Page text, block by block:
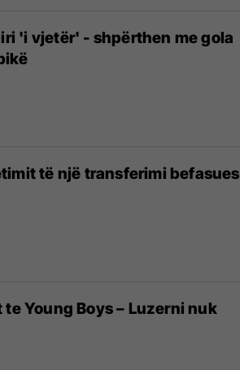
'i vjetër' - shpërthen me gola
të një transferimi befasues
Young Boys – Luzerni nuk